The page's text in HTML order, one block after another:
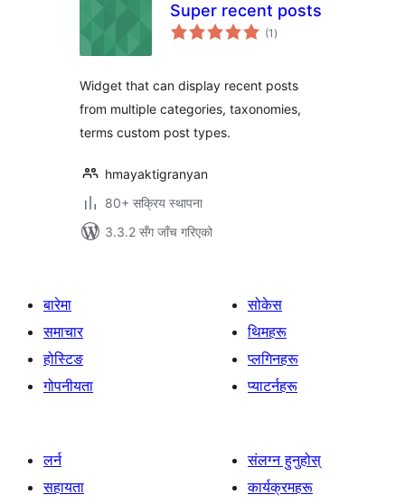
Super recent posts
(1 कुल
रेटिङ्गहरू
)
Widget that can display recent posts
from multiple categories, taxonomies,
terms custom post types.
hmayaktigranyan
80+ सक्रिय स्थापना
3.3.2 सँग जाँच गरिएको
बारेमा
समाचार
होस्टिङ
गोपनीयता
सोकेस
थिमहरू
प्लगिनहरू
प्याटर्नहरू
लर्न
सहायता
संलग्न हुनुहोस्
कार्यक्रमहरू